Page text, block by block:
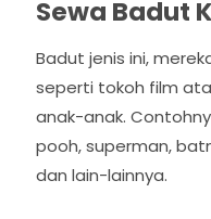
Sewa Badut
Badut jenis ini,
seperti tokoh film
anak-anak.
pooh, superman,
dan lain-lainnya.